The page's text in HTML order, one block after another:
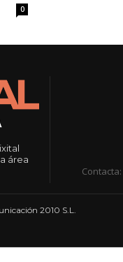
0
área
Contacta:
2010 S.L.